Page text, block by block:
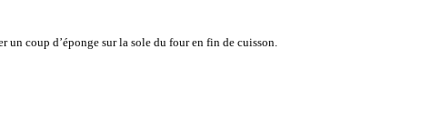
un coup d’éponge sur la sole du four en fin de cuisson.